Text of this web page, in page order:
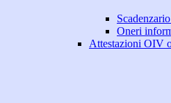
Oneri
Attestazioni OIV